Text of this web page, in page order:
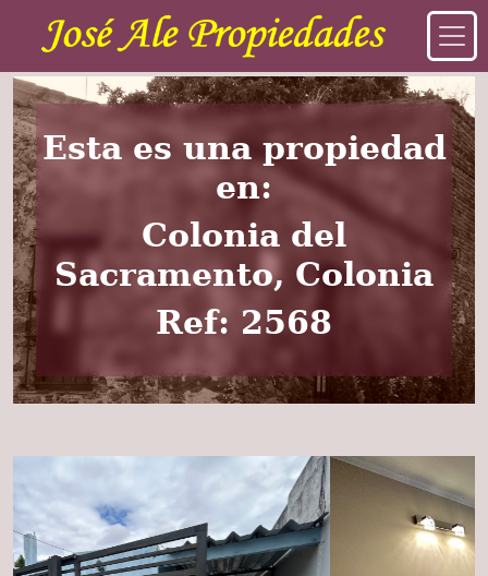
Esta es una propiedad
en:
Colonia del
Sacramento, Colonia
Ref: 2568